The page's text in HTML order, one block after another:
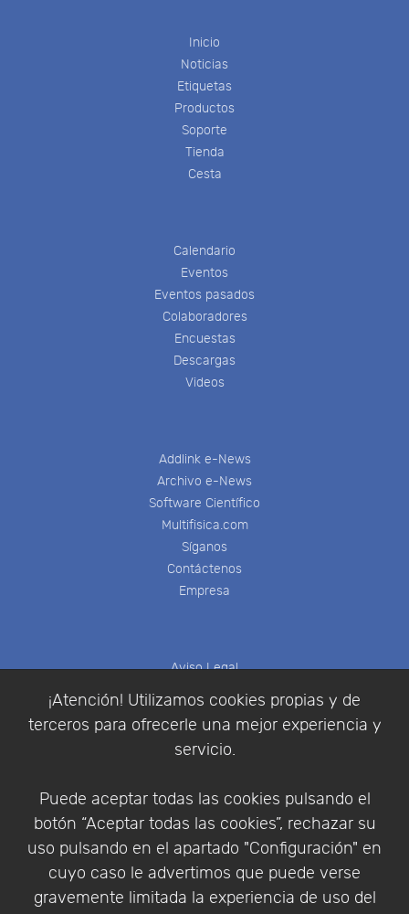
¡Atención! Utilizamos cookies propias y de
terceros para ofrecerle una mejor experiencia y
servicio.
Puede aceptar todas las cookies pulsando el
botón “Aceptar todas las cookies”, rechazar su
uso pulsando en el apartado "Configuración" en
cuyo caso le advertimos que puede verse
gravemente limitada la experiencia de uso del
Inicio
Noticias
Etiquetas
Productos
Soporte
Tienda
Cesta
Calendario
Eventos
Eventos pasados
Colaboradores
Encuestas
Descargas
Videos
Addlink e-News
Archivo e-News
Software Científico
Multifisica.com
Síganos
Contáctenos
Empresa
Aviso Legal
Condiciones de compra
Identificarse
Empresa|Aviso Legal| Política de Privacidad |